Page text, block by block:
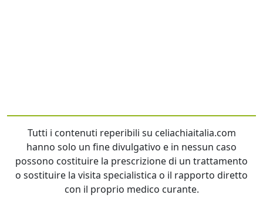
Tutti i contenuti reperibili su celiachiaitalia.com
hanno solo un fine divulgativo e in nessun caso
possono costituire la prescrizione di un trattamento
o sostituire la visita specialistica o il rapporto diretto
con il proprio medico curante.